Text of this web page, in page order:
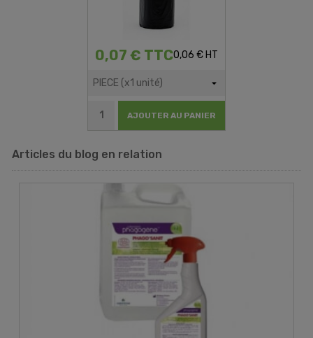
0,07 € TTC0,06 € HT
AJOUTER AU PANIER
Articles du blog en relation